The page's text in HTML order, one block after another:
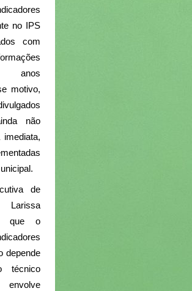
no IPS
com
anos
motivo,
não
de
Larissa
que o
depende
técnico